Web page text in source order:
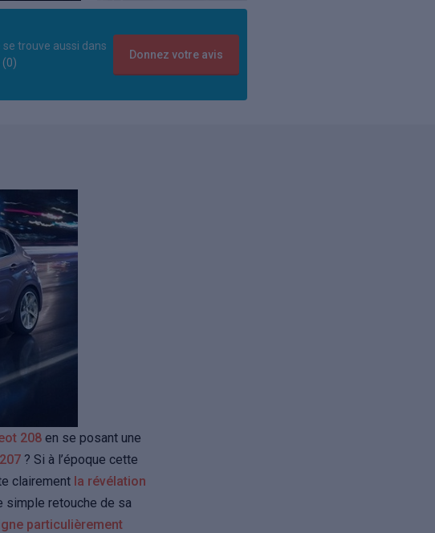
se trouve aussi dans
208 en se posant une
? Si à l’époque cette
clairement la révélation
simple retouche de sa
particulièrement